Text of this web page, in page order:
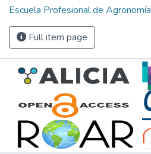
Escuela Profesional de Agronomía
Full item page